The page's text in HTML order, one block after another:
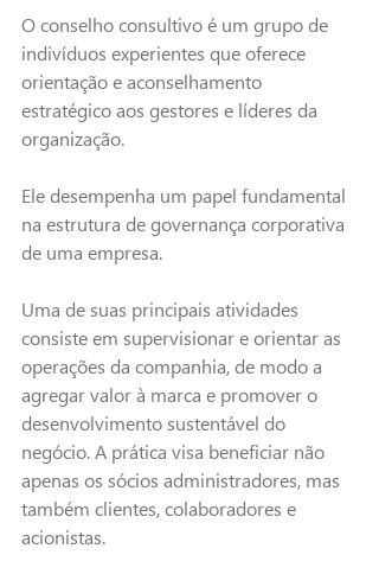
O conselho consultivo é um grupo de
indivíduos experientes que oferece
orientação e aconselhamento
estratégico aos gestores e líderes da
organização.
Ele desempenha um papel fundamental
na estrutura de governança corporativa
de uma empresa.
Uma de suas principais atividades
consiste em supervisionar e orientar as
operações da companhia, de modo a
agregar valor à marca e promover o
desenvolvimento sustentável do
negócio. A prática visa beneficiar não
apenas os sócios administradores, mas
também clientes, colaboradores e
acionistas.